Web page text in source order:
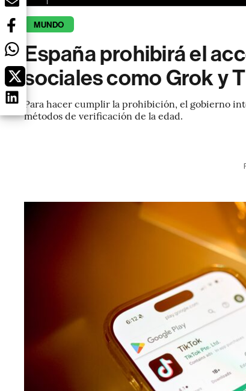
MUNDO
España prohibirá el
sociales como Grok y
Para hacer cumplir la prohibición, el gobierno
métodos de verificación de la edad.